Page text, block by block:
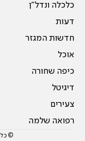
כלכלה ונדל"ן
דעות
חדשות המגזר
אוכל
כיפה שחורה
דיגיטל
צעירים
רפואה שלמה
© כל